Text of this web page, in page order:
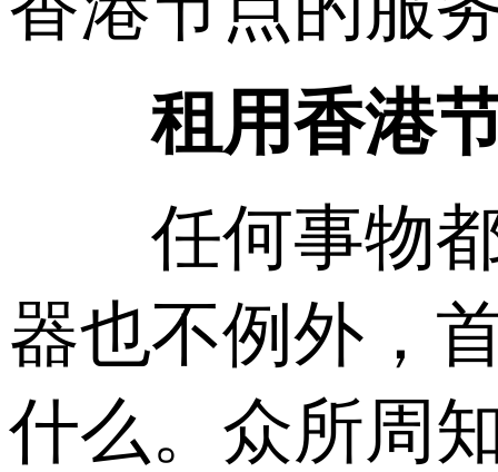
租用香港节
任何事物都
器也不例外，
什么。众所周